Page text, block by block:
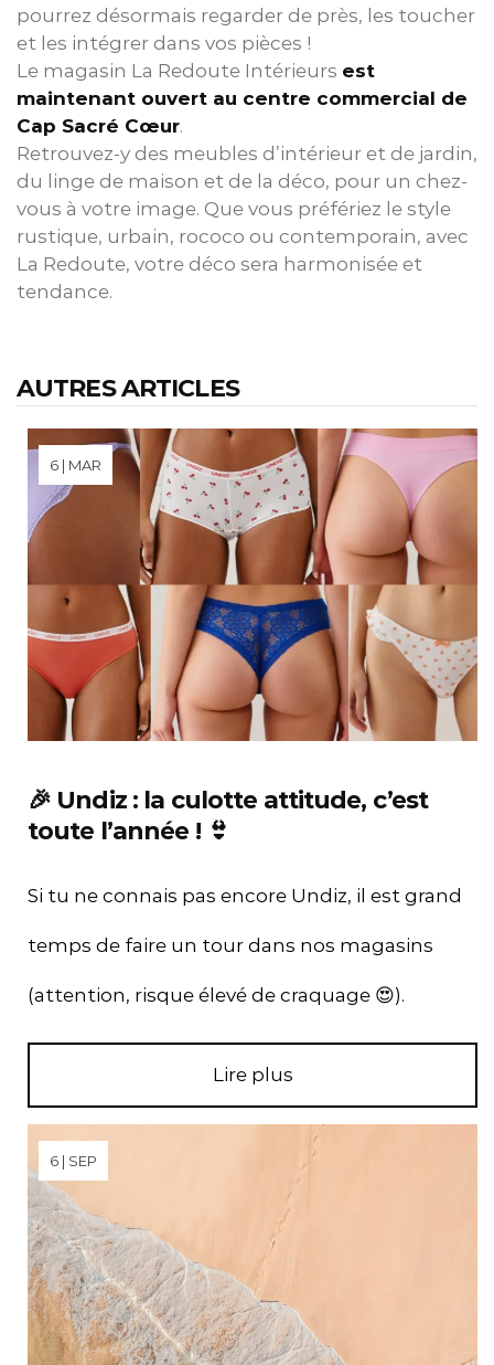
pourrez désormais regarder de près, les toucher
et les intégrer dans vos pièces !
Le magasin La Redoute Intérieurs est
maintenant ouvert au centre commercial de
Cap Sacré Cœur.
Retrouvez-y des meubles d’intérieur et de jardin,
du linge de maison et de la déco, pour un chez-
vous à votre image. Que vous préfériez le style
rustique, urbain, rococo ou contemporain, avec
La Redoute, votre déco sera harmonisée et
tendance.
AUTRES ARTICLES
6 | MAR
🎉 Undiz : la culotte attitude, c’est
toute l’année ! 👙
Si tu ne connais pas encore Undiz, il est grand
temps de faire un tour dans nos magasins
(attention, risque élevé de craquage 😍).
Lire plus
6 | SEP